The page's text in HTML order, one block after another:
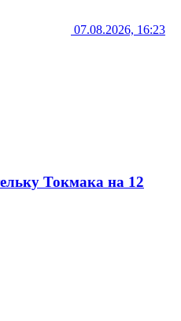
07.08.2026, 16:23
Токмака на 12